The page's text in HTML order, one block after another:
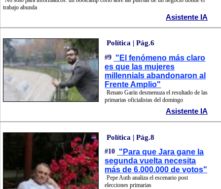
trabajo abunda
Asistente IA
Política | Pág.6
#9 "El fenómeno más claro
es que las mujeres
millennials abandonaron al
Frente Amplio"
Renato Garín desmenuza el resultado de las
primarias oficialistas del domingo
Asistente IA
Política | Pág.8
#10 "Para que Jara gane la
segunda vuelta necesita
más de 6.000.000 de votos"
Pepe Auth analiza el escenario post
elecciones primarias